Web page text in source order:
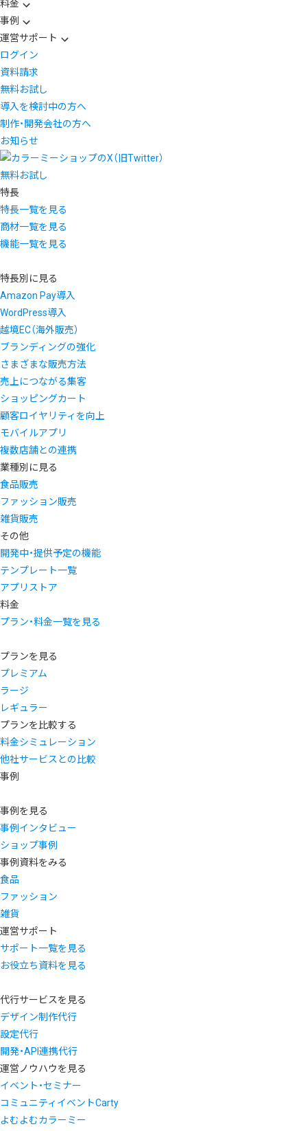
料金
事例
運営サポート
ログイン
資料請求
無料お試し
導入を検討中の方へ
制作・開発会社の方へ
お知らせ
無料お試し
特長
特長一覧を見る
商材一覧を見る
機能一覧を見る
特長別に見る
Amazon Pay導入
WordPress導入
越境EC（海外販売）
ブランディングの強化
さまざまな販売方法
売上につながる集客
ショッピングカート
顧客ロイヤリティを向上
モバイルアプリ
複数店舗との連携
業種別に見る
食品販売
ファッション販売
雑貨販売
その他
開発中・提供予定の機能
テンプレート一覧
アプリストア
料金
プラン・料金一覧を見る
プランを見る
プレミアム
ラージ
レギュラー
プランを比較する
料金シミュレーション
他社サービスとの比較
事例
事例を見る
事例インタビュー
ショップ事例
事例資料をみる
食品
ファッション
雑貨
運営サポート
サポート一覧を見る
お役立ち資料を見る
代行サービスを見る
デザイン制作代行
設定代行
開発・API連携代行
運営ノウハウを見る
イベント・セミナー
コミュニティイベントCarty
よむよむカラーミー